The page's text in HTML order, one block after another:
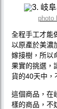
全程手工才能
以原產於美濃
嫁接樹，所以
果實的挑選，
貨的40天中，
這個商品，在
樣的商品，不